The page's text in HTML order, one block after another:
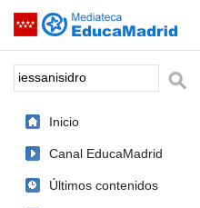
Saltar navegación
Palabra o frase:
Inicio
Canal EducaMadrid
Últimos contenidos